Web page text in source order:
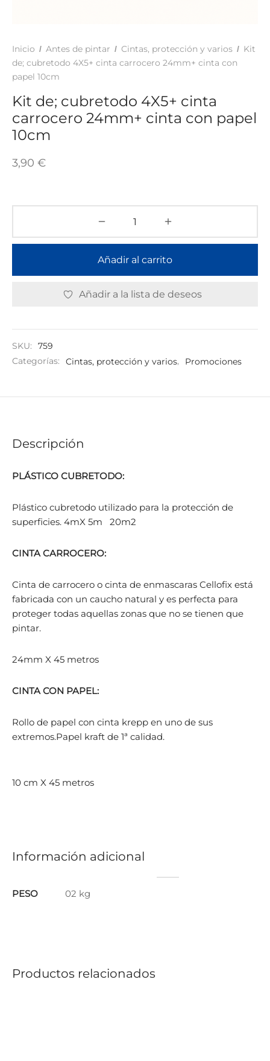
Inicio / Antes de pintar / Cintas, protección y varios / Kit
de; cubretodo 4X5+ cinta carrocero 24mm+ cinta con
papel 10cm
Kit de; cubretodo 4X5+ cinta
carrocero 24mm+ cinta con papel
10cm
3,90 €
Añadir al carrito
Añadir a la lista de deseos
SKU:
759
Categorías:
Cintas, protección y varios, Promociones
Descripción
PLÁSTICO CUBRETODO:
Plástico cubretodo utilizado para la protección de
superficies. 4mX 5m 20m2
CINTA CARROCERO:
Cinta de carrocero o cinta de enmascaras Cellofix está
fabricada con un caucho natural y es perfecta para
proteger todas aquellas zonas que no se tienen que
pintar.
24mm X 45 metros
CINTA CON PAPEL:
Rollo de papel con cinta krepp en uno de sus
extremos.Papel kraft de 1ª calidad.
10 cm X 45 metros
Información adicional
PESO 02 kg
Productos relacionados
TINTES Y MANUALIDADES